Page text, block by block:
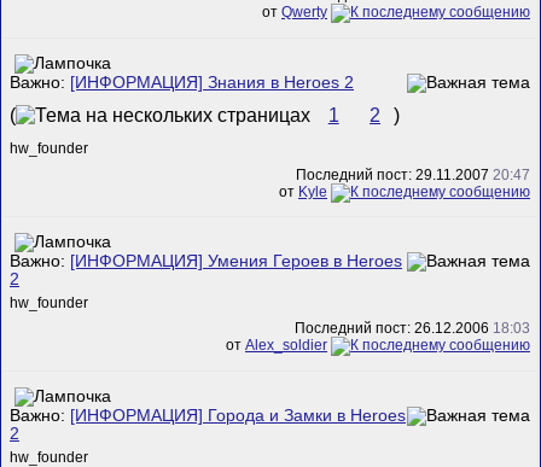
от Qwerty
Важно: [ИНФОРМАЦИЯ] Знания в Heroes 2
( 1 2 )
hw_founder
Последний пост: 29.11.2007 20:47
от Kyle
Важно: [ИНФОРМАЦИЯ] Умения Героев в Heroes
2
hw_founder
Последний пост: 26.12.2006 18:03
от Alex_soldier
Важно: [ИНФОРМАЦИЯ] Города и Замки в Heroes
2
hw_founder